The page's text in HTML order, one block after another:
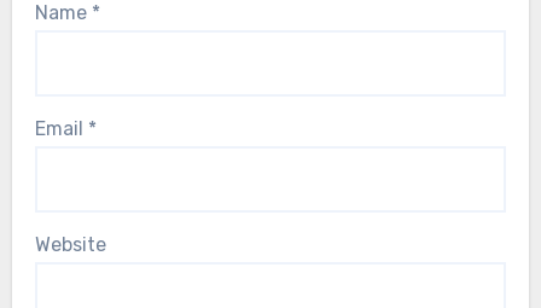
Name *
Email *
Website